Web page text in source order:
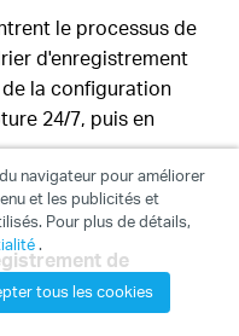
le processus de
d'enregistrement
la configuration
24/7, puis en
de
navigateur pour améliorer
et les publicités et
Pour plus de détails,
.
tous les cookies